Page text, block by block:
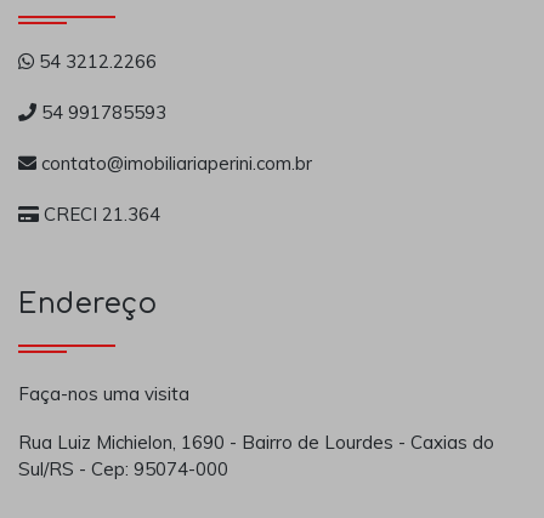
54 3212.2266
54 991785593
contato@imobiliariaperini.com.br
CRECI 21.364
Endereço
Faça-nos uma visita
Rua Luiz Michielon, 1690 - Bairro de Lourdes - Caxias do
Sul/RS - Cep: 95074-000